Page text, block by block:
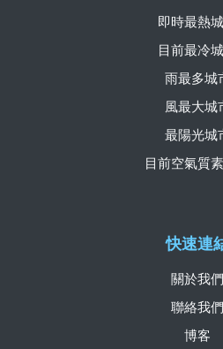
快速連
關於我們
聯絡我們
博客
即時最熱
目前最冷
雨最多城
風最大城
最陽光城
目前空氣質